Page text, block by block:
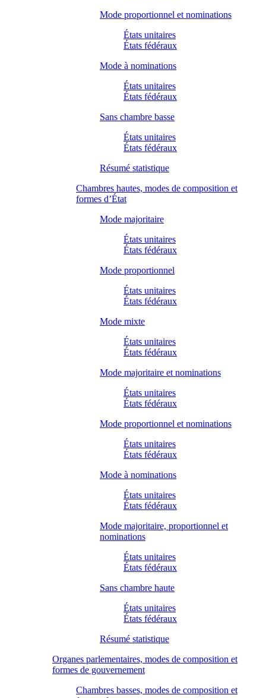
Mode proportionnel et nominations
États unitaires
États fédéraux
Mode à nominations
États unitaires
États fédéraux
Sans chambre basse
États unitaires
États fédéraux
Résumé statistique
Chambres hautes, modes de composition et
formes d’État
Mode majoritaire
États unitaires
États fédéraux
Mode proportionnel
États unitaires
États fédéraux
Mode mixte
États unitaires
États fédéraux
Mode majoritaire et nominations
États unitaires
États fédéraux
Mode proportionnel et nominations
États unitaires
États fédéraux
Mode à nominations
États unitaires
États fédéraux
Mode majoritaire, proportionnel et
nominations
États unitaires
États fédéraux
Sans chambre haute
États unitaires
États fédéraux
Résumé statistique
Organes parlementaires, modes de composition et
formes de gouvernement
Chambres basses, modes de composition et